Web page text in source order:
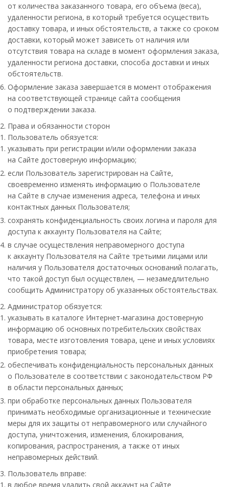
от количества заказанного товара, его объема (веса),
удаленности региона, в который требуется осуществить
доставку товара, и иных обстоятельств, а также со сроком
доставки, который может зависеть от наличия или
отсутствия товара на складе в момент оформления заказа,
удаленности региона доставки, способа доставки и иных
обстоятельств.
Оформление заказа завершается в момент отображения
на соответствующей странице сайта сообщения
о подтверждении заказа.
Права и обязанности сторон
Пользователь обязуется:
указывать при регистрации и/или оформлении заказа
на Сайте достоверную информацию;
если Пользователь зарегистрирован на Сайте,
своевременно изменять информацию о Пользователе
на Сайте в случае изменения адреса, телефона и иных
контактных данных Пользователя;
сохранять конфиденциальность своих логина и пароля для
доступа к аккаунту Пользователя на Сайте;
в случае осуществления неправомерного доступа
к аккаунту Пользователя на Сайте третьими лицами или
наличия у Пользователя достаточных оснований полагать,
что такой доступ был осуществлен, — незамедлительно
сообщить Администратору об указанных обстоятельствах.
Администратор обязуется:
указывать в каталоге Интернет-магазина достоверную
информацию об основных потребительских свойствах
товара, месте изготовления товара, цене и иных условиях
приобретения товара;
обеспечивать конфиденциальность персональных данных
о Пользователе в соответствии с законодательством РФ
в области персональных данных;
при обработке персональных данных Пользователя
принимать необходимые организационные и технические
меры для их защиты от неправомерного или случайного
доступа, уничтожения, изменения, блокирования,
копирования, распространения, а также от иных
неправомерных действий.
Пользователь вправе:
в любое время удалить свой аккаунт на Сайте